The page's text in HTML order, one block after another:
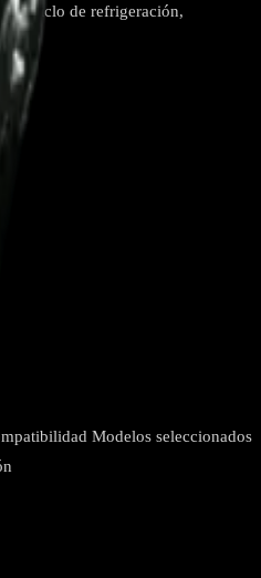
el ciclo de refrigeración,
Modelos seleccionados